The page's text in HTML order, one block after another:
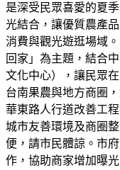
是深受民眾喜愛的夏
光結合，讓優質農產
消費與觀光遊逛場域
回家」為主題，結合
文化中心），讓民眾
台南果農與地方商圈
華東路人行道改善工
城市友善環境及商圈
便，請市民體諒。市
作，協助商家增加曝